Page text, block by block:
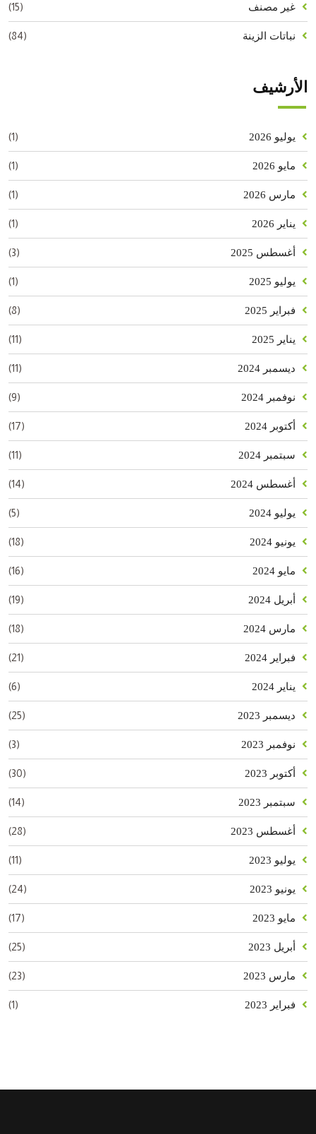
غير مصنف (15)
نباتات الزينة (84)
الأرشيف
يوليو 2026 (1)
مايو 2026 (1)
مارس 2026 (1)
يناير 2026 (1)
أغسطس 2025 (3)
يوليو 2025 (1)
فبراير 2025 (8)
يناير 2025 (11)
ديسمبر 2024 (11)
نوفمبر 2024 (9)
أكتوبر 2024 (17)
سبتمبر 2024 (11)
أغسطس 2024 (14)
يوليو 2024 (5)
يونيو 2024 (18)
مايو 2024 (16)
أبريل 2024 (19)
مارس 2024 (18)
فبراير 2024 (21)
يناير 2024 (6)
ديسمبر 2023 (25)
نوفمبر 2023 (3)
أكتوبر 2023 (30)
سبتمبر 2023 (14)
أغسطس 2023 (28)
يوليو 2023 (11)
يونيو 2023 (24)
مايو 2023 (17)
أبريل 2023 (25)
مارس 2023 (23)
فبراير 2023 (1)